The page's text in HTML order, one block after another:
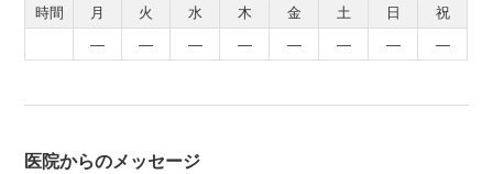
時間 月 火 水 木 金 土 日
祝
―
― ― ― ― ― ― ―
医院からのメッセージ